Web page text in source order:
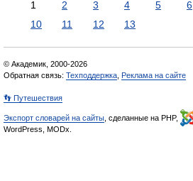
1 2 3 4 5 6
10
11 12 13
© Академик, 2000-2026
Обратная связь: Техподдержка Реклама на сайте
👣 Путешествия
Экспорт словарей на сайты , сделанные на PHP,
WordPress, MODx.